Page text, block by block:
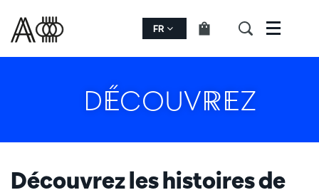
FR Menu
DÉCOUVREZ
Découvrez les histoires de